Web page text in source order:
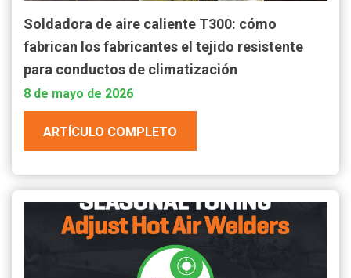
Soldadora de aire caliente T300: cómo
fabrican los fabricantes el tejido resistente
para conductos de climatización
8 de mayo de 2026
ARTÍCULO COMPLETO